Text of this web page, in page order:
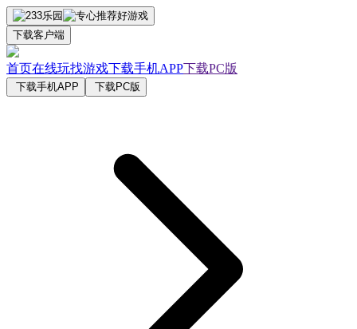
下载客户端
首页在线玩找游戏下载手机APP下载PC版
下载手机APP 下载PC版